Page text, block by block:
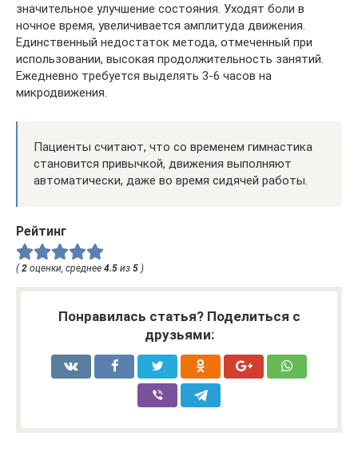
значительное улучшение состояния. Уходят боли в
ночное время, увеличивается амплитуда движения.
Единственный недостаток метода, отмеченный при
использовании, высокая продолжительность занятий.
Ежедневно требуется выделять 3-6 часов на
микродвижения.
Пациенты считают, что со временем гимнастика
становится привычкой, движения выполняют
автоматически, даже во время сидячей работы.
Рейтинг
( 2 оценки, среднее 4.5 из 5 )
Понравилась статья? Поделиться с
друзьями: